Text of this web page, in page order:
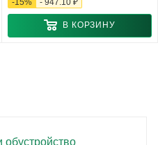
-15% - 947.10 ₽
В КОРЗИНУ